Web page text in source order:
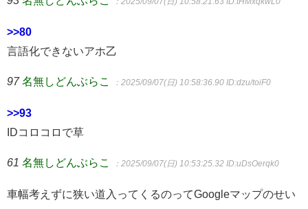
：2025/09/07(日) 10:58:21.63 ID:tHMxqkwL0
>>80
言語化できないアホ乙
97 名無しどんぶらこ ：2025/09/07(日) 10:58:36.90 ID:dzu/toiF0
>>93
IDコロコロで草
61 名無しどんぶらこ ：2025/09/07(日) 10:53:25.32 ID:uDsOerqk0
車幅考えずに狭い道入ってくるのってGoogleマップのせい